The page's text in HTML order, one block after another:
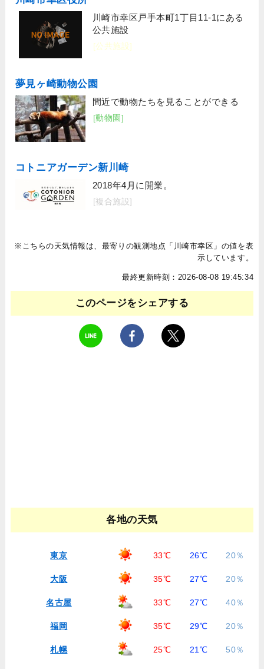
川崎市幸区戸手本町1丁目11-1にある
公共施設
[公共施設]
夢見ヶ崎動物公園
間近で動物たちを見ることができる
[動物園]
コトニアガーデン新川崎
2018年4月に開業。
[複合施設]
※こちらの天気情報は、最寄りの観測地点「川崎市幸区」の値を表
示しています。
最終更新時刻：2026-08-08 19:45:34
このページをシェアする
各地の天気
東京 33℃ 26℃ 20％
大阪 35℃ 27℃ 20％
名古屋 33℃ 27℃ 40％
福岡 35℃ 29℃ 20％
札幌 25℃ 21℃ 50％